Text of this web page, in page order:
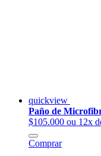
quickview
Paño de
$105.000 ou 12x
Comprar